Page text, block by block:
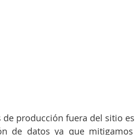
de producción fuera del sitio
de datos ya que